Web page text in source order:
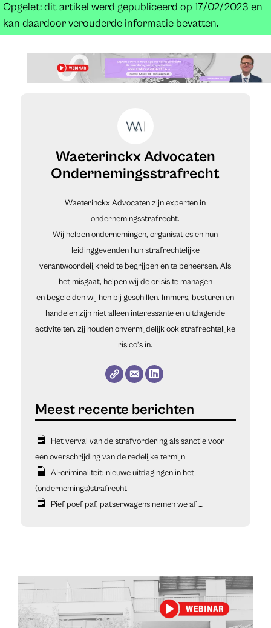
Opgelet: dit artikel werd gepubliceerd op 17/02/2023 en
kan daardoor verouderde informatie bevatten.
Waeterinckx Advocaten
Ondernemingsstrafrecht
Waeterinckx Advocaten zijn experten in
ondernemingsstrafrecht.
Wij helpen ondernemingen, organisaties en hun
leidinggevenden hun strafrechtelijke
verantwoordelijkheid te begrijpen en te beheersen. Als
het misgaat, helpen wij de crisis te managen
en begeleiden wij hen bij geschillen. Immers, besturen en
handelen zijn niet alleen interessante en uitdagende
activiteiten, zij houden onvermijdelijk ook strafrechtelijke
risico’s in.
Het verval van de strafvordering als sanctie voor
een overschrijding van de redelijke termijn
AI-criminaliteit: nieuwe uitdagingen in het
(ondernemings)strafrecht
Pief poef paf, patserwagens nemen we af …